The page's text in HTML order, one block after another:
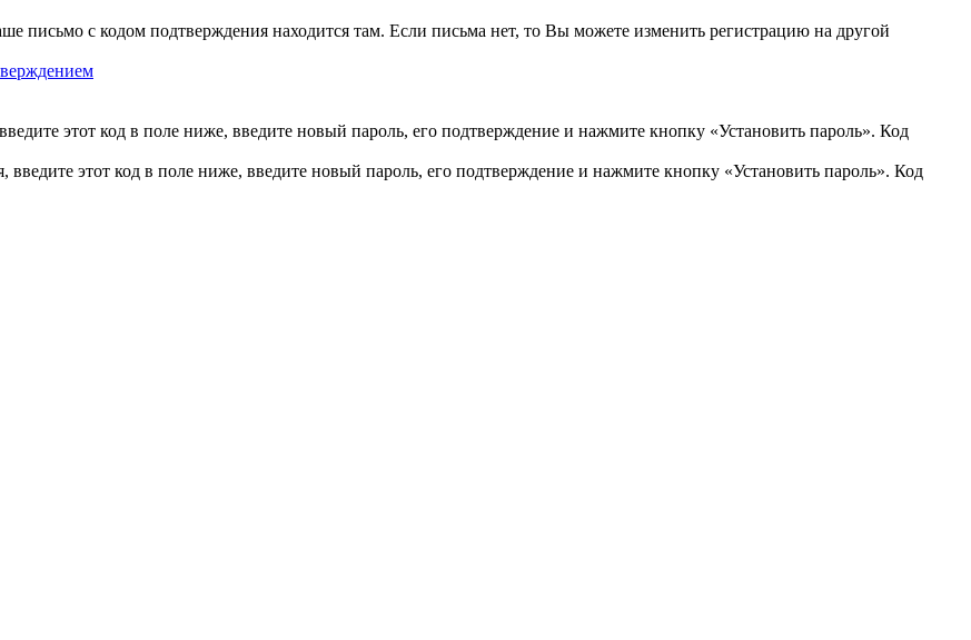
письмо с кодом подтверждения находится там. Если письма нет, то Вы можете изменить регистрацию на другой
этот код в поле ниже, введите новый пароль, его подтверждение и нажмите кнопку «Установить пароль». Код
этот код в поле ниже, введите новый пароль, его подтверждение и нажмите кнопку «Установить пароль». Код